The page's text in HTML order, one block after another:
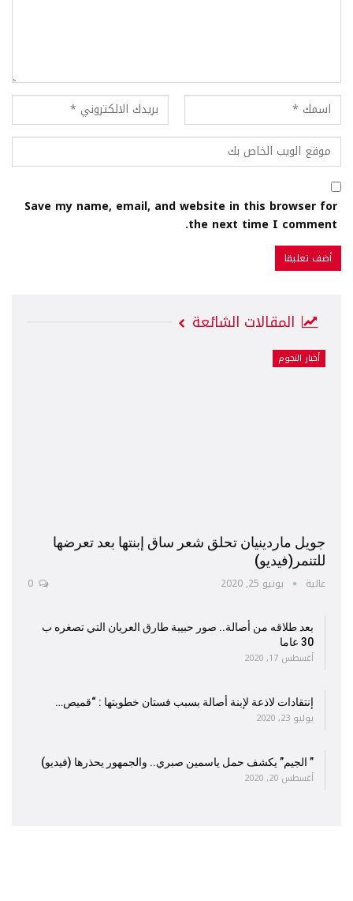
Save my name, email, and website in this browser for
the next time I comment.
المقالات الشائعة
أخبار النجوم
جويل ماردينيان تحلق شعر ساق إبنتها بعد تعرضها
للتنمر(فيديو)
عالية يونيو 25, 2020
بعد طلاقه من أصالة.. صور حبيبة طارق العريان التي تصغره ب
30 عاما
أغسطس 17, 2020
إنتقادات لاذعة لإبنة أصالة بسبب فستان خطوبتها : “قميص…
يوليو 23, 2020
” الجيم” يكشف حمل ياسمين صبري.. والجمهور يحذرها (فيديو)
أغسطس 20, 2020